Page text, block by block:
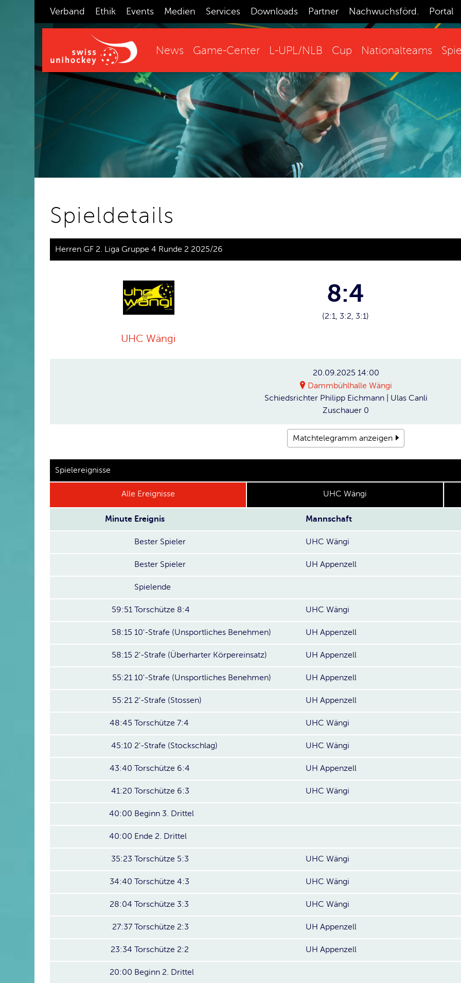
Verband Ethik Events Medien Services Downloads Partner Nachwuchsförd. Portal
News Game-Center L-UPL/NLB Cup Nationalteams
Spieldetails
Herren GF 2. Liga Gruppe 4 Runde 2 2025/26
UHC Wängi
8:4
(2:1, 3:2, 3:1)
20.09.2025 14:00
Dammbühlhalle Wängi
Schiedsrichter Philipp Eichmann | Ulas Canli
Zuschauer 0
Matchtelegramm anzeigen
Spielereignisse
Alle Ereignisse UHC Wängi
Minute Ereignis Mannschaft
Bester Spieler UHC Wängi
Bester Spieler UH Appenzell
Spielende
59:51 Torschütze 8:4 UHC Wängi
58:15 10'-Strafe (Unsportliches Benehmen) UH Appenzell
58:15 2'-Strafe (Überharter Körpereinsatz) UH Appenzell
55:21 10'-Strafe (Unsportliches Benehmen) UH Appenzell
55:21 2'-Strafe (Stossen) UH Appenzell
48:45 Torschütze 7:4 UHC Wängi
45:10 2'-Strafe (Stockschlag) UHC Wängi
43:40 Torschütze 6:4 UH Appenzell
41:20 Torschütze 6:3 UHC Wängi
40:00 Beginn 3. Drittel
40:00 Ende 2. Drittel
35:23 Torschütze 5:3 UHC Wängi
34:40 Torschütze 4:3 UHC Wängi
28:04 Torschütze 3:3 UHC Wängi
27:37 Torschütze 2:3 UH Appenzell
23:34 Torschütze 2:2 UH Appenzell
20:00 Beginn 2. Drittel